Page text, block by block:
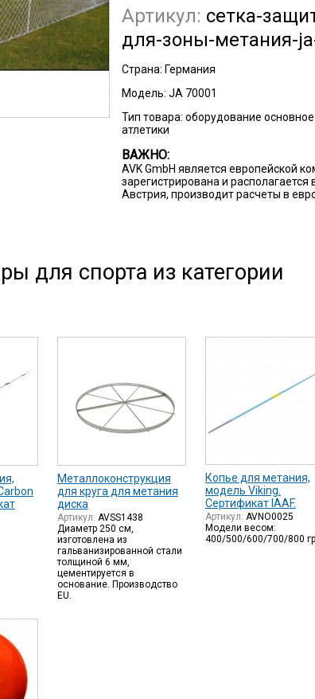
Артикул: сетка-
для-зоны-метания-
Страна: Германия
Модель: JA 70001
Тип товара: оборудование
атлетики
ВАЖНО:
AVK GmbH является европейской
зарегистрирована и располагается
Австрия, производит расчеты в
для спорта из категории
Металлоконструкция
для круга для метания
диска
Артикул: AVSS1438
Диаметр 250 см,
изготовлена из
гальванизированной стали
толщиной 6 мм,
цементируется в
основание. Производство
EU.
Копье для метания,
модель Viking.
Сертификат IAAF.
Артикул: AVNO0025
Модели весом:
400/500/600/700/800